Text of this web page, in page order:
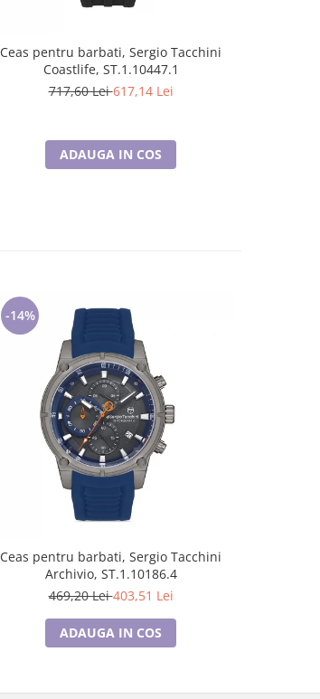
Ceas pentru barbati, Sergio Tacchini
Coastlife, ST.1.10447.1
717,60 Lei617,14 Lei
ADAUGA IN COS
-14%
Ceas pentru barbati, Sergio Tacchini
Archivio, ST.1.10186.4
469,20 Lei403,51 Lei
ADAUGA IN COS